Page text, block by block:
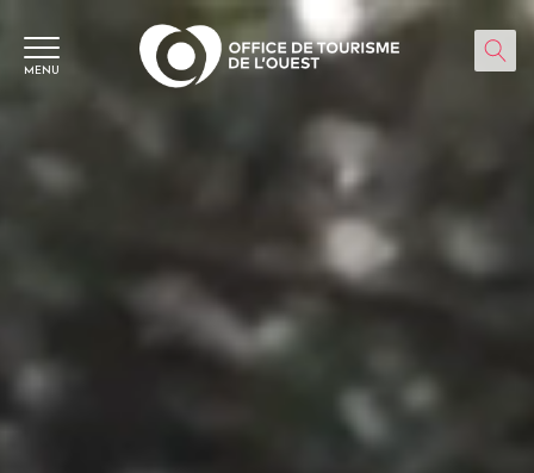
MENU